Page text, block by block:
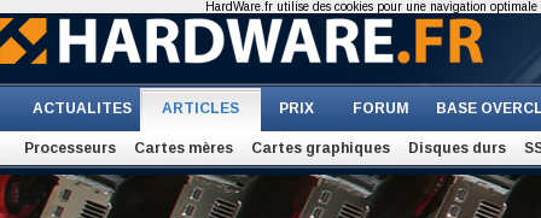
ACTUALITES ARTICLES PRIX FORUM BASE
Processeurs Cartes mères Cartes graphiques Disques durs
HardWare.fr utilise des cookies pour une navigation